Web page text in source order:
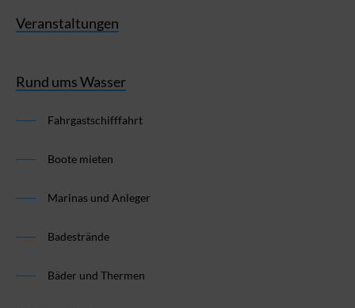
Veranstaltungen
Rund ums Wasser
Fahrgastschifffahrt
Boote mieten
Marinas und Anleger
Badestrände
Bäder und Thermen